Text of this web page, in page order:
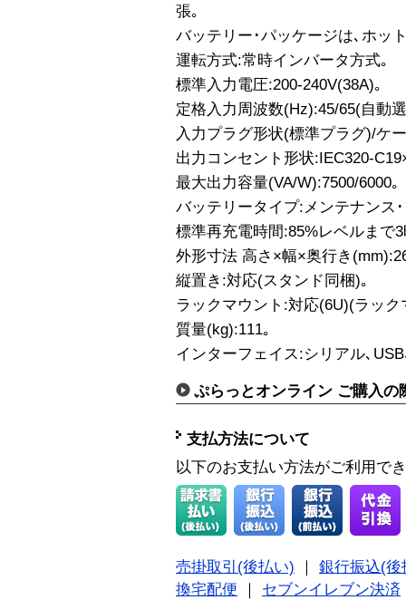
張｡
バッテリー･パッケージは､ホッ
運転方式:常時インバータ方式｡
標準入力電圧:200-240V(38A)｡
定格入力周波数(Hz):45/65(自動
入力プラグ形状(標準プラグ)/ケ
出力コンセント形状:IEC320-
最大出力容量(VA/W):7500/6000｡
バッテリータイプ:メンテナンス
標準再充電時間:85%レベルまで
外形寸法 高さ×幅×奥行き
縦置き:対応(スタンド同梱)｡
ラックマウント:対応(6U)(ラッ
質量(kg):111｡
インターフェイス:シリアル､
ぷらっとオンライン ご購入の
支払方法について
以下のお支払い方法がご利用で
売掛取引(後払い)
銀行振込(後
換宅配便
セブンイレブン決済